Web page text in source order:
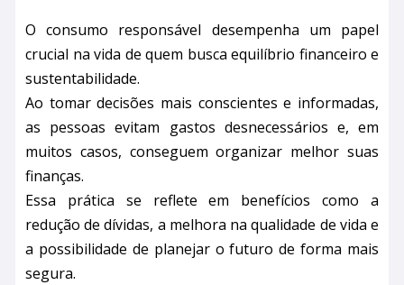
O consumo responsável desempenha um papel
crucial na vida de quem busca equilíbrio financeiro e
sustentabilidade.
Ao tomar decisões mais conscientes e informadas,
as pessoas evitam gastos desnecessários e, em
muitos casos, conseguem organizar melhor suas
finanças.
Essa prática se reflete em benefícios como a
redução de dívidas, a melhora na qualidade de vida e
a possibilidade de planejar o futuro de forma mais
segura.